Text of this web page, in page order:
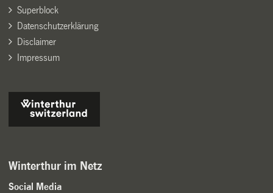
Superblock
Datenschutzerklärung
Disclaimer
Impressum
Winterthur im Netz
Social Media